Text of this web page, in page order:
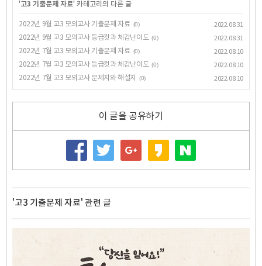
'고3 기출문제 자료' 카테고리의 다른 글
2022년 9월 고3 모의고사 기출문제 자료 (0)
2022.08.31
2022년 9월 고3 모의고사 등급컷과 체감난이도 (0)
2022.08.31
2022년 7월 고3 모의고사 기출문제 자료 (0)
2022.08.10
2022년 7월 고3 모의고사 등급컷과 체감난이도 (0)
2022.08.10
2022년 7월 고3 모의고사 문제지와 해설지
(0) 2022.08.10
이 글을 공유하기
'고3 기출문제 자료' 관련 글